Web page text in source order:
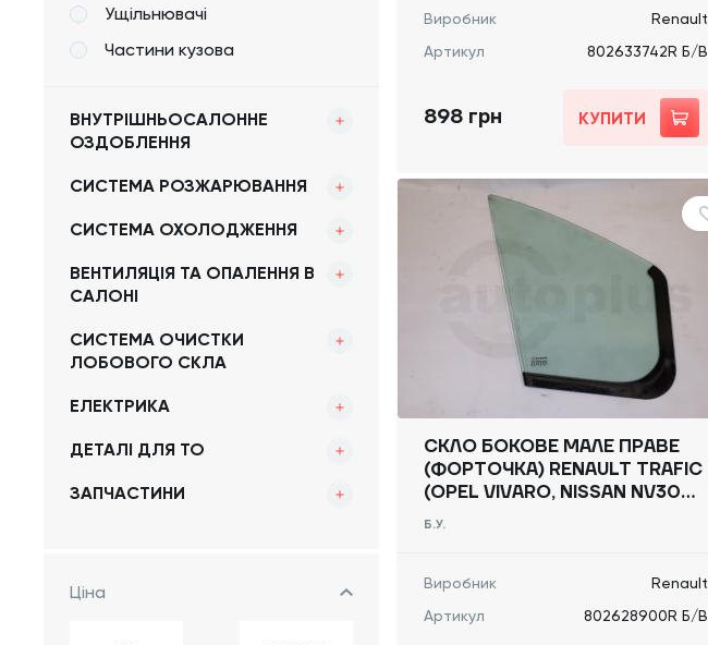
Ущільнювачі
Частини кузова
ВНУТРІШНЬОСАЛОННЕ
ОЗДОБЛЕННЯ
СИСТЕМА РОЗЖАРЮВАННЯ
СИСТЕМА ОХОЛОДЖЕННЯ
ВЕНТИЛЯЦІЯ ТА ОПАЛЕННЯ В
САЛОНІ
СИСТЕМА ОЧИСТКИ
ЛОБОВОГО СКЛА
ЕЛЕКТРИКА
ДЕТАЛІ ДЛЯ ТО
ЗАПЧАСТИНИ
Ціна
Виробник
Renault
Артикул
802633742R Б/В
898 грн КУПИТИ
СКЛО БОКОВЕ МАЛЕ ПРАВЕ
(ФОРТОЧКА) RENAULT TRAFIC
(OPEL VIVARO, NISSAN NV300)
2014 -, 802628900R Б/В
Б.У.
Виробник
Renault
Артикул
802628900R Б/В